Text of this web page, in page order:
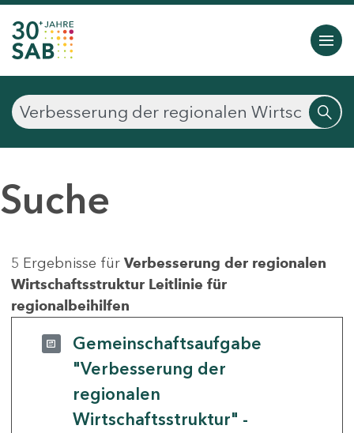
Suche
5 Ergebnisse für Verbesserung der regionalen
Wirtschaftsstruktur Leitlinie für
regionalbeihilfen
Gemeinschaftsaufgabe
"Verbesserung der
regionalen
Wirtschaftsstruktur" -